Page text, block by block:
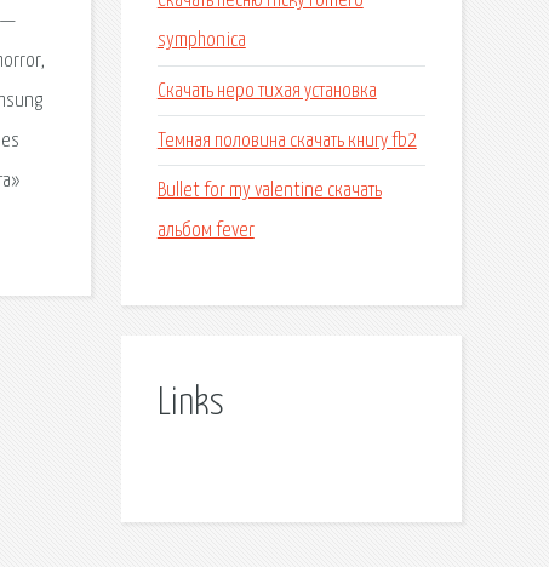
—
symphonica
Скачать неро тихая установка
Темная половина скачать книгу fb2
Bullet for my valentine скачать
альбом fever
Links